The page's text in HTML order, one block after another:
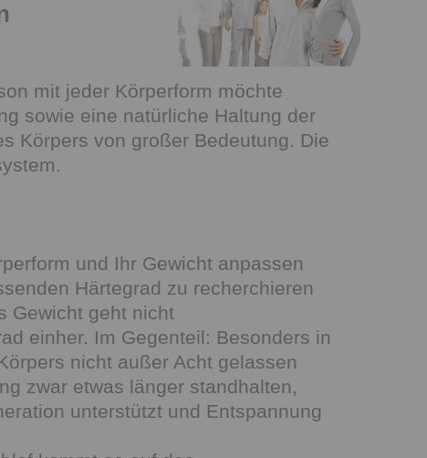
mit jeder Körperform möchte
sowie eine natürliche Haltung der
Körpers von großer Bedeutung. Die
und Ihr Gewicht anpassen
Härtegrad zu recherchieren
Gewicht geht nicht
einher. Im Gegenteil: Besonders in
nicht außer Acht gelassen
zwar etwas länger standhalten,
unterstützt und Entspannung